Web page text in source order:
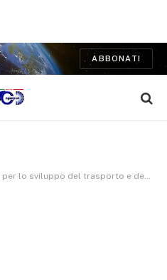
ABBONATI
del trasporto e della logistica delle merci su strada